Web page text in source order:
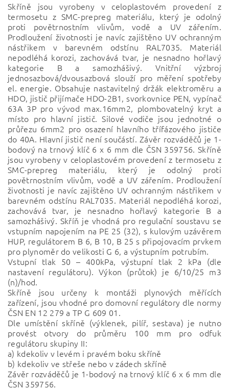
Skříně jsou vyrobeny v celoplastovém provedení z
termosetu z SMC-prepreg materiálu, který je odolný
proti povětrnostním vlivům, vodě a UV zářením.
Prodloužení životnosti je navíc zajištěno UV ochranným
nástřikem v barevném odstínu RAL7035. Materiál
nepodléhá korozi, zachovává tvar, je nesnadno hořlavý
kategorie B a samozhášivý. Vnitřní výzbroj
jednosazbová/dvousazbová slouží pro měření spotřeby
el. energie. Obsahuje nastavitelný držák elektroměru a
HDO, jistič přijímače HDO-2B1, svorkovnice PEN, vypínač
63A 3P pro vývod max.16mm2, plombovatelný kryt a
místo pro hlavní jistič. Silové vodiče jsou jednotné o
průřezu 6mm2 pro osazení hlavního třífázového jističe
do 40A. Hlavní jistič není součástí. Závěr rozváděčů je 1-
bodový na trnový klíč 6 x 6 mm dle ČSN 359756. Skříně
jsou vyrobeny v celoplastovém provedení z termosetu z
SMC-prepreg materiálu, který je odolný proti
povětrnostním vlivům, vodě a UV zářením. Prodloužení
životnosti je navíc zajištěno UV ochranným nástřikem v
barevném odstínu RAL7035. Materiál nepodléhá korozi,
zachovává tvar, je nesnadno hořlavý kategorie B a
samozhášivý. Skříň je vhodná pro regulační soustavu se
vstupním napojením na PE 25 (32), s kulovým uzávěrem
HUP, regulátorem B 6, B 10, B 25 s připojovacím prvkem
pro plynoměr do velikosti G 6, a výstupním potrubím.
Vstupní tlak 50 – 400kPa, výstupní tlak 2 kPa (dle
nastavení regulátoru). Výkon (průtok) je 6/10/25 m3
(n)/hod.
Skříně jsou určeny k montáži plynových měřících
zařízení, jsou vhodné pro domovní regulátory dle normy
ČSN EN 12 279 a TP G 609 01.
Dle umístění skříně (výklenek, pilíř, sestava) je nutno
provést otvory do průměru 100 mm pro odfuk
regulátoru skupiny II:
a) kdekoliv v levém i pravém boku skříně
b) kdekoliv ve střeše nebo v zádech skříně
Závěr rozváděčů je 1-bodový na trnový klíč 6 x 6 mm dle
ČSN 359756.